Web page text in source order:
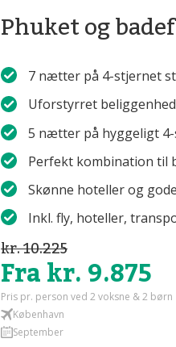
Phuket og
7 nætter på 4-stjernet
Uforstyrret
5 nætter på hyggeligt
Perfekt kombination til
Skønne hoteller og
Inkl. fly, hoteller,
kr. 10.225
Fra kr. 9.875
Pris pr. person ved 2 voksne & 2 børn
København
September